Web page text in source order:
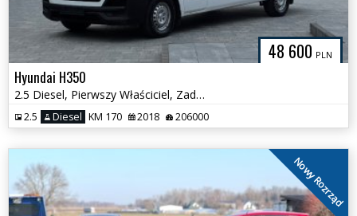
48 600 PLN
Hyundai H350
2.5 Diesel, Pierwszy Właściciel, Zadbany
2.5 Diesel KM 170 2018 206000
Nowy Rozrząd